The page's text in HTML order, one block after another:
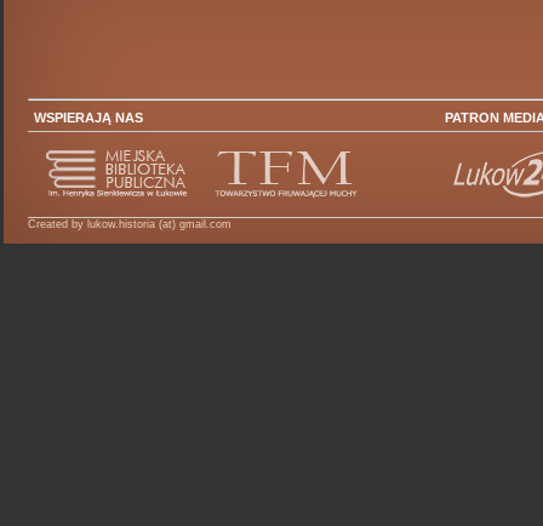
WSPIERAJĄ NAS PATRON
Created by lukow.historia (at) gmail.com